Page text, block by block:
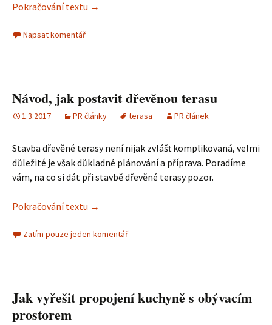
Pokračování textu Knihy o stavbě a rekonstrukci domu
→
Napsat komentář
Návod, jak postavit dřevěnou terasu
1.3.2017 PR články terasa PR článek
Stavba dřevěné terasy není nijak zvlášť komplikovaná, velmi
důležité je však důkladné plánování a příprava. Poradíme
vám, na co si dát při stavbě dřevěné terasy pozor.
Pokračování textu Návod, jak postavit dřevěnou terasu
→
Zatím pouze jeden komentář
Jak vyřešit propojení kuchyně s obývacím
prostorem